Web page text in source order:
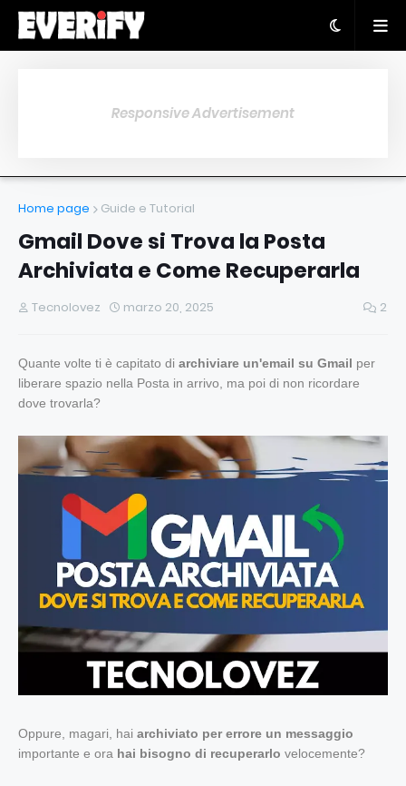
Responsive Advertisement
Home page Guide e Tutorial
Gmail Dove si Trova la Posta
Archiviata e Come Recuperarla
Tecnolovez marzo 20, 2025 2
Quante volte ti è capitato di archiviare un'email su Gmail per
liberare spazio nella Posta in arrivo, ma poi di non ricordare
dove trovarla?
Oppure, magari, hai archiviato per errore un messaggio
importante e ora hai bisogno di recuperarlo velocemente?